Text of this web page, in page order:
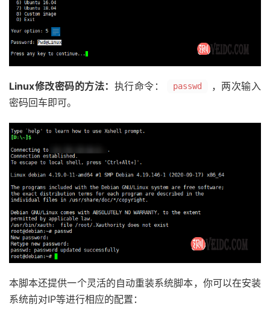
Linux修改密码的方法： 执行命令： passwd
，两次输入
密码回车即可。
本脚本还提供一个灵活的自动重装系统脚本，你可以在安装
系统前对IP等进行相应的配置：